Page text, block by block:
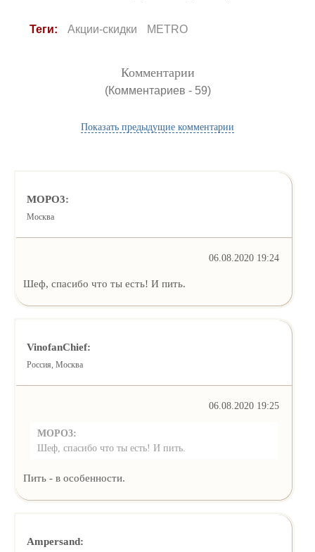
Теги: Акции-скидки METRO
Комментарии
(Комментариев - 59)
Показать предыдущие комментарии
MOPO3:
Москва
06.08.2020 19:24
Шеф, спасибо что ты есть! И пить.
VinofanChief:
Россия, Москва
06.08.2020 19:25
MOPO3:
Шеф, спасибо что ты есть! И пить.
Пить - в особенности.
Ampersand: